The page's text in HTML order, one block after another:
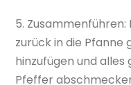
5.
zurück in die Pfanne
hinzufügen und alles
Pfeffer